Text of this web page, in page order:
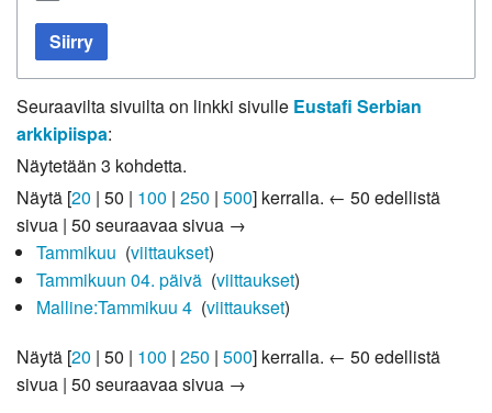
Siirry
Seuraavilta sivuilta on linkki sivulle Eustafi Serbian
arkkipiispa:
Näytetään 3 kohdetta.
Näytä [20 | 50 | 100 | 250 | 500] kerralla. ← 50 edellistä
sivua | 50 seuraavaa sivua →
Tammikuu (viittaukset)
Tammikuun 04. päivä‎ (viittaukset)
Malline:Tammikuu 4‎ (viittaukset)
Näytä [20 | 50 | 100 | 250 | 500] kerralla. ← 50 edellistä
sivua | 50 seuraavaa sivua →